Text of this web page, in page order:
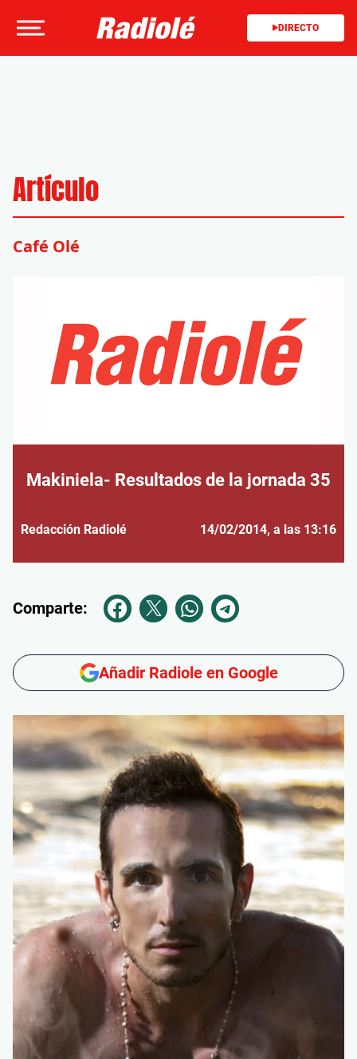
DIRECTO
Artículo
Café Olé
Makiniela- Resultados de la jornada 35
Redacción Radiolé 14/02/2014, a las 13:16
Comparte:
Añadir Radiole en Google